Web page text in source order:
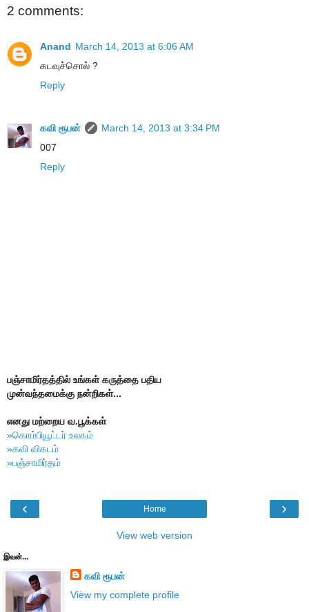
2 comments:
Anand March 14, 2013 at 6:06 AM
கடவுச்சொல் ?
Reply
கவி ரூபன்
March 14, 2013 at 3:34 PM
007
Reply
பஞ்சாமிர்தத்தில் உங்கள் கருத்தை பதிய
முன்வந்தமைக்கு நன்றிகள்...
எனது மற்றைய வ.பூக்கள்
»கொம்பியூட்டர் உலகம்
»கவி விகடம்
»பஞ்சாமிர்தம்
‹ ›
Home
View web version
இவன்...
கவி ரூபன்
View my complete profile